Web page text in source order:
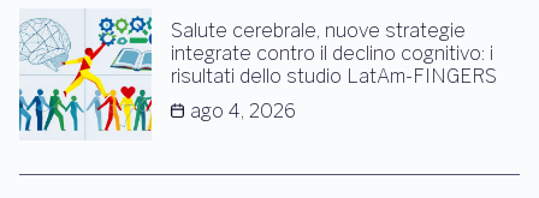
Salute cerebrale, nuove strategie
integrate contro il declino cognitivo: i
risultati dello studio LatAm-FINGERS
ago 4, 2026